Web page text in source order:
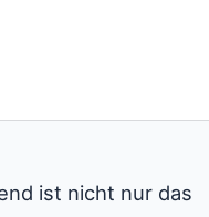
ist nicht nur das